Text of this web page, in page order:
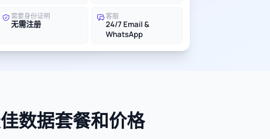
需要身份证明
无需注册
客服
24/7 Email &
WhatsApp
数据套餐和价格